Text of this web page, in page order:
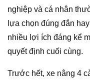
nghiệp và cá nhân
lựa chọn đúng đắn
nhiều lợi ích đáng kể
quyết định cuối cùng.
Trước hết, xe nâng 4